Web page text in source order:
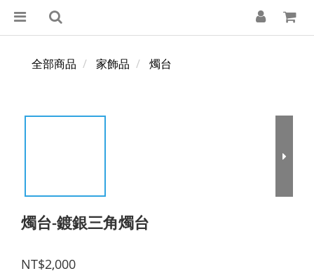
全部商品 家飾品 燭台
燭台-鍍銀三角燭台
NT$2,000